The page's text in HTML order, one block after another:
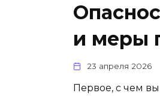
и меры
23 апреля 2026
Первое, с чем